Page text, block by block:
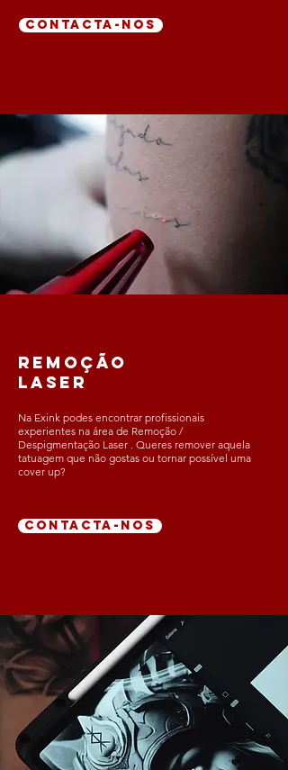
CONTACTA-NOS
remoção
laser
Na Exink podes encontrar profissionais
experientes na área de Remoção /
Despigmentação Laser . Queres remover aquela
tatuagem que não gostas ou tornar possível uma
cover up?
CONTACTA-NOS